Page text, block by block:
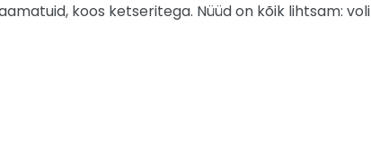
koos ketseritega. Nüüd on kõik lihtsam: